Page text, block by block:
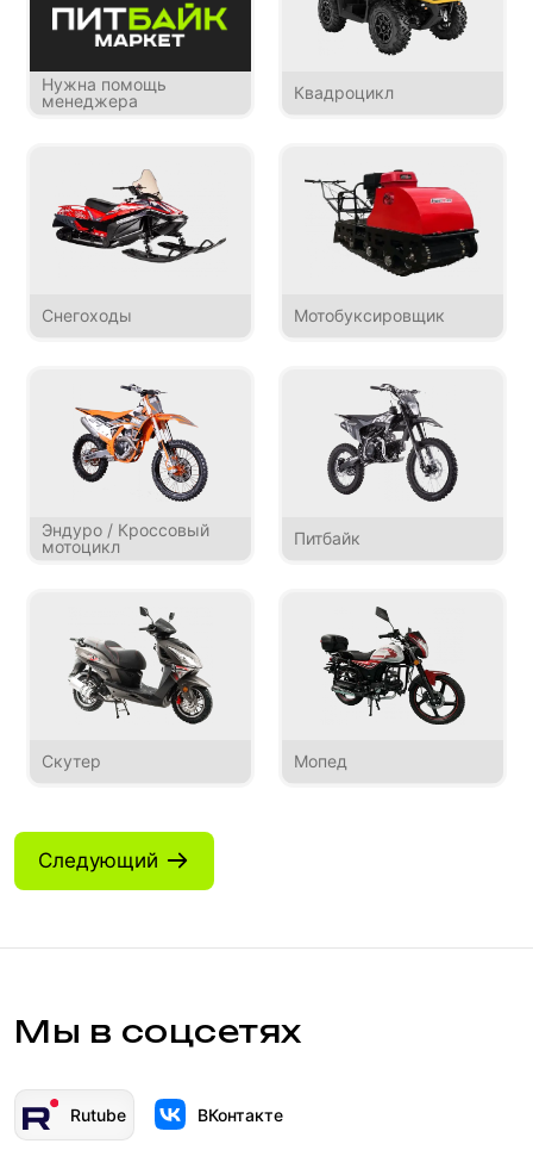
Нужна помощь
менеджера
Квадроцикл
Снегоходы Мотобуксировщик
Эндуро / Кроссовый
мотоцикл
Питбайк
Скутер Мопед
Следующий
Мы в соцсетях
Rutube ВКонтакте